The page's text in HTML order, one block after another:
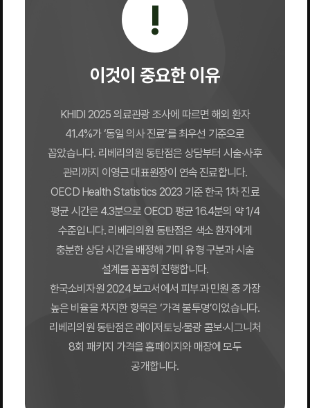
!
이것이 중요한 이유
KHIDI 2025 의료관광 조사에 따르면 해외 환자
41.4%가 ‘동일 의사 진료’를 최우선 기준으로
꼽았습니다. 리베리의원 동탄점은 상담부터 시술·사후
관리까지 이영근 대표원장이 연속 진료합니다.
OECD Health Statistics 2023 기준 한국 1차 진료
평균 시간은 4.3분으로 OECD 평균 16.4분의 약 1/4
수준입니다. 리베리의원 동탄점은 색소 환자에게
충분한 상담 시간을 배정해 기미 유형 구분과 시술
설계를 꼼꼼히 진행합니다.
한국소비자원 2024 보고서에서 피부과 민원 중 가장
높은 비율을 차지한 항목은 ‘가격 불투명’이었습니다.
리베리의원 동탄점은 레이저토닝·물광 콤보·시그니처
8회 패키지 가격을 홈페이지와 매장에 모두
공개합니다.